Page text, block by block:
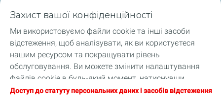
Для споживачів
Для професіоналів
Продукція
Захист вашої конфіденційності
Ми використовуємо файли cookie та інші засоби
відстеження, щоб аналізувати, як ви користуєтеся
нашим ресурсом та покращувати рівень
обслуговування. Ви можете змінити налаштування
файлів cookie в будь-який момент, натиснувши
кнопку «Налаштування моїх файлів cookie».
Доступ до статуту персональних даних і засобів відстеження